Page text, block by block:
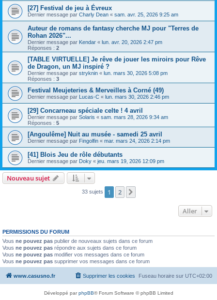
[27] Festival de jeu à Évreux
Dernier message par Charly Dean « sam. avr. 25, 2026 9:25 am
Auteur de romans de fantasy cherche MJ pour "Terres de
Rohan 2026"...
Dernier message par Kendar « lun. avr. 20, 2026 2:47 pm
Réponses : 2
[TABLE VIRTUELLE] Je rêve de jouer les miroirs pour Rêve
de Dragon, un MJ inspiré ?
Dernier message par stryknin « lun. mars 30, 2026 5:08 pm
Réponses : 3
Festival Meujeteries & Merveilles à Corné (49)
Dernier message par Lucas-C « lun. mars 30, 2026 2:46 pm
[29] Concarneau spéciale celte ! 4 avril
Dernier message par Solaris « sam. mars 28, 2026 9:34 am
Réponses : 5
[Angoulême] Nuit au musée - samedi 25 avril
Dernier message par Fingolfin « mar. mars 24, 2026 2:14 pm
[41] Blois Jeu de rôle débutants
Dernier message par Doky « jeu. mars 19, 2026 12:09 pm
Nouveau sujet
33 sujets 1 2
Aller
PERMISSIONS DU FORUM
Vous ne pouvez pas publier de nouveaux sujets dans ce forum
Vous ne pouvez pas répondre aux sujets dans ce forum
Vous ne pouvez pas modifier vos messages dans ce forum
Vous ne pouvez pas supprimer vos messages dans ce forum
www.casusno.fr Fuseau horaire sur UTC+02:00
Supprimer les cookies
Développé parphpBB® Forum Software © phpBB Limited